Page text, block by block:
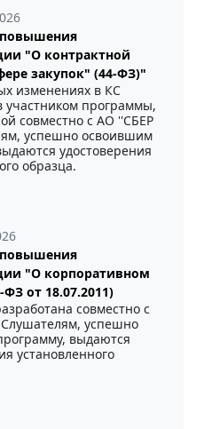
"О контрактной
закупок" (44-ФЗ)"
изменениях в КС
участником программы,
совместно с АО ''СБЕР
успешно освоившим
удостоверения
образца.
"О корпоративном
ФЗ от 18.07.2011)
совместно с
успешно
выдаются
установленного